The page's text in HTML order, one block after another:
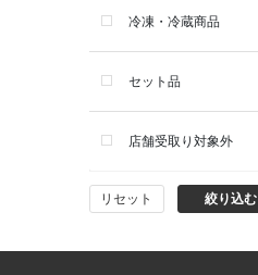
品
首輪・ハーネス(胴輪)・リー
冷凍・冷蔵商品
セット品
店舗受取り対象外
リセット 絞り込む